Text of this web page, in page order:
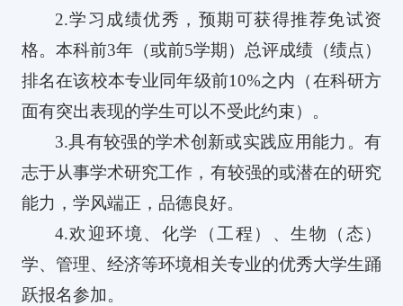
2.学习成绩优秀，预期可获得推荐免试资
格。本科前3年（或前5学期）总评成绩（绩点）
排名在该校本专业同年级前10%之内（在科研方
面有突出表现的学生可以不受此约束）。
3.具有较强的学术创新或实践应用能力。有
志于从事学术研究工作，有较强的或潜在的研究
能力，学风端正，品德良好。
4.欢迎环境、化学（工程）、生物（态）
学、管理、经济等环境相关专业的优秀大学生踊
跃报名参加。